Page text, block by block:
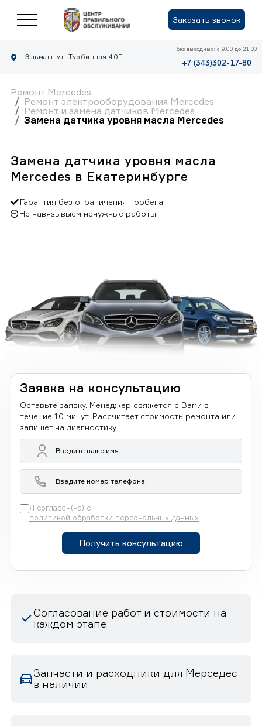
Заказать звонок
Эльмаш: ул. Турбинная 40Г
без выходных: с 9.00 до 21.00
+7 (343)302-17-80
Ремонт Mercedes
Ремонт электрооборудования Mercedes
Ремонт и замена датчиков Mercedes
Замена датчика уровня масла Mercedes
Замена датчика уровня масла
Mercedes в Екатеринбурге
Гарантия без ограничения пробега
Не навязывыем ненужные работы
Заявка на консультацию
Оставьте заявку. Менеджер свяжется с Вами в
течение 10 минут. Рассчитает стоимость ремонта или
запишет на диагностику
Я согласен(на) с
политикой обработки персональных данных
Получить консультацию
Согласование работ и стоимости на
каждом этапе
Запчасти и расходники для Мерседес
в наличии